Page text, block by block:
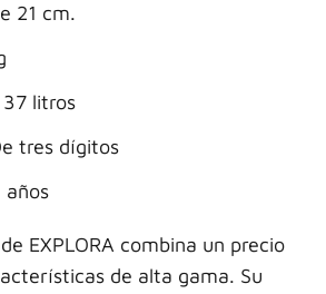
21 cm.
37 litros
tres dígitos
años
EXPLORA combina un precio
de alta gama. Su